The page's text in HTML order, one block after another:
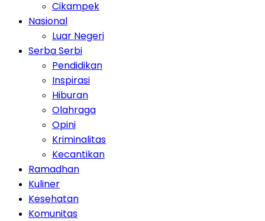
Cikampek
Nasional
Luar Negeri
Serba Serbi
Pendidikan
Inspirasi
Hiburan
Olahraga
Opini
Kriminalitas
Kecantikan
Ramadhan
Kuliner
Kesehatan
Komunitas